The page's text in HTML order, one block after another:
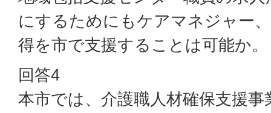
にするためにもケアマネジャー
得を市で支援することは可能か。
回答4
本市では、介護職人材確保支援